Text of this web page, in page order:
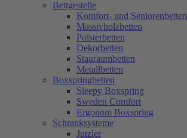
Bettgestelle
Komfort- und Seniorenbetten
Massivholzbetten
Polsterbetten
Dekorbetten
Stauraumbetten
Metallbetten
Boxspringbetten
Sleepy Boxspring
Sweden Comfort
Ergonom Boxspring
Schranksysteme
Jutzler